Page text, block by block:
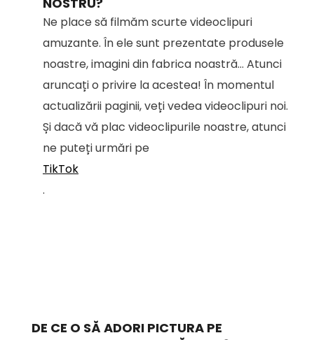
Ne place să filmăm scurte videoclipuri
amuzante. În ele sunt prezentate produsele
noastre, imagini din fabrica noastră... Atunci
aruncați o privire la acestea! În momentul
actualizării paginii, veți vedea videoclipuri noi.
Și dacă vă plac videoclipurile noastre, atunci
ne puteți urmări pe
TikTok
.
DE CE O SĂ ADORI PICTURA PE